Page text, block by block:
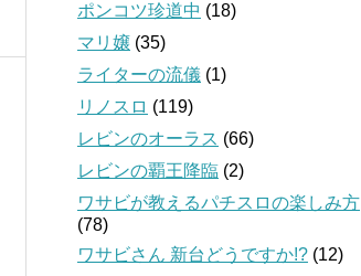
ポンコツ珍道中 (18)
マリ嬢 (35)
ライターの流儀 (1)
リノスロ (119)
レビンのオーラス (66)
レビンの覇王降臨 (2)
ワサビが教えるパチスロの楽しみ方
(78)
ワサビさん 新台どうですか!? (12)